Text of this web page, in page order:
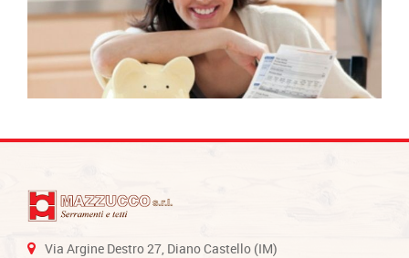
Via Argine Destro 27, Diano Castello (IM)